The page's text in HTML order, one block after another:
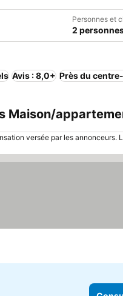
Personnes et
2
Avis : 8,0+ Près du
Maison/
versée par les annonceurs.